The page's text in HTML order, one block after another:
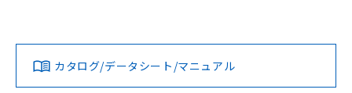
ダウンロードデータをご利用いただく前に、以下を必ずお読
みください。
ソフトウェアの使用条件
対応済み
カタログ/データシート/マニュアル